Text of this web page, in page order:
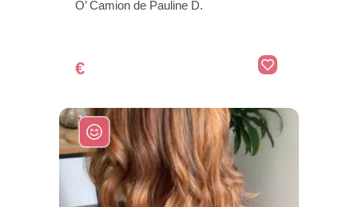
O’ Camion de Pauline D.
€